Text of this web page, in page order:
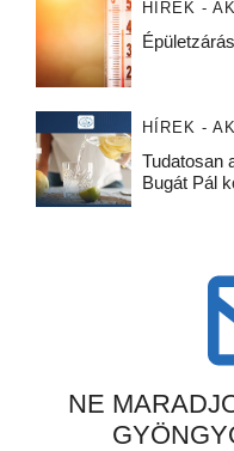
HÍREK -
HÍREK -
Tudatosan
Bugát Pál
NE